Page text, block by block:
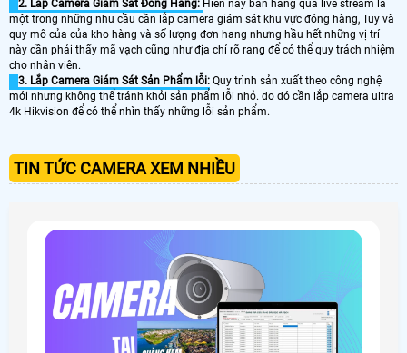
2. Lắp Camera Giám Sát Đóng Hàng: Hiên nay bán hàng qua live stream là
một trong những nhu cầu cần lắp camera giám sát khu vực đóng hàng, Tuy và
quy mô của của kho hàng và số lượng đơn hang nhưng hầu hết những vị trí
này cần phải thấy mã vạch cũng như địa chỉ rõ rang để có thể quy trách nhiệm
cho nhân viên.
3. Lắp Camera Giám Sát Sản Phẩm lỗi: Quy trình sản xuất theo công nghệ
mới nhưng không thể tránh khỏi sản phẩm lỗi nhỏ. do đó cần lắp camera ultra
4k Hikvision để có thể nhìn thấy những lỗi sản phẩm.
TIN TỨC CAMERA XEM NHIỀU